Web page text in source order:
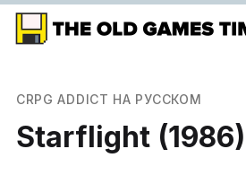
CRPG ADDICT НА РУССКОМ
Starflight (1986)